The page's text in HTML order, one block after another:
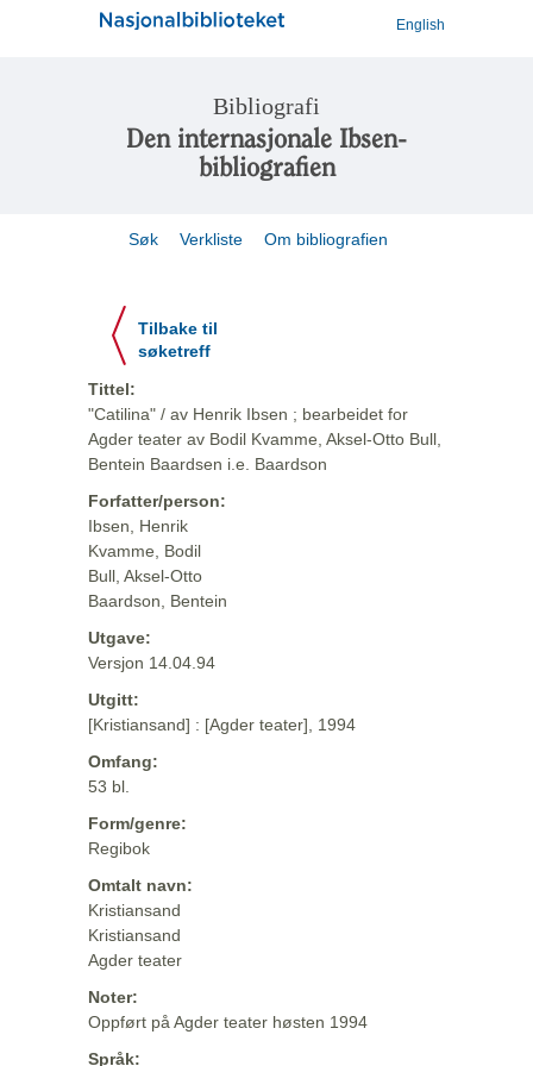
English
Bibliografi
Den internasjonale Ibsen-
bibliografien
Søk Verkliste Om bibliografien
Tilbake til
søketreff
Tittel:
"Catilina" / av Henrik Ibsen ; bearbeidet for
Agder teater av Bodil Kvamme, Aksel-Otto Bull,
Bentein Baardsen i.e. Baardson
Forfatter/person:
Ibsen, Henrik
Kvamme, Bodil
Bull, Aksel-Otto
Baardson, Bentein
Utgave:
Versjon 14.04.94
Utgitt:
[Kristiansand] : [Agder teater], 1994
Omfang:
53 bl.
Form/genre:
Regibok
Omtalt navn:
Kristiansand
Kristiansand
Agder teater
Noter:
Oppført på Agder teater høsten 1994
Språk: